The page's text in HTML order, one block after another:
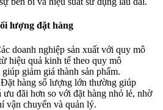
lượng đặt hàng
doanh nghiệp sản xuất với quy mô
hiệu quả kinh tế theo quy mô
giảm giá thành sản phẩm.
Đặt hàng số lượng lớn thường giúp
đãi hơn so với đặt hàng nhỏ lẻ, nhờ
vận chuyển và quản lý.